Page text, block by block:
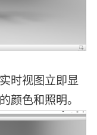
时视图立即显
颜色和照明。